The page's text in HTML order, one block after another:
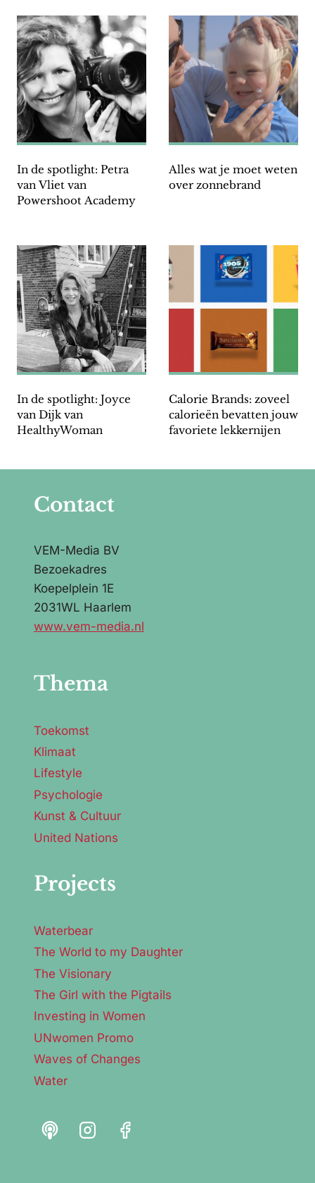
In de spotlight: Petra
van Vliet van
Powershoot Academy
Alles wat je moet weten
over zonnebrand
In de spotlight: Joyce
van Dijk van
HealthyWoman
Calorie Brands: zoveel
calorieën bevatten jouw
favoriete lekkernijen
Contact
VEM-Media BV
Bezoekadres
Koepelplein 1E
2031WL Haarlem
www.vem-media.nl
Thema
Toekomst
Klimaat
Lifestyle
Psychologie
Kunst & Cultuur
United Nations
Projects
Waterbear
The World to my Daughter
The Visionary
The Girl with the Pigtails
Investing in Women
UNwomen Promo
Waves of Changes
Water